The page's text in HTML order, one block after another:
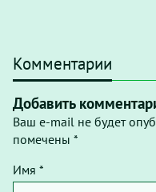
Комментарии
Добавить
Ваш e-mail не будет
помечены *
Имя *